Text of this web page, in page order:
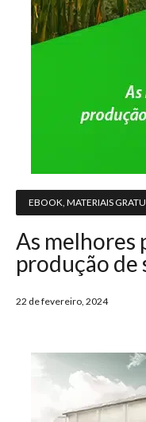
EBOOK MATERIAIS
As melhores
produção de
22 de fevereiro, 2024